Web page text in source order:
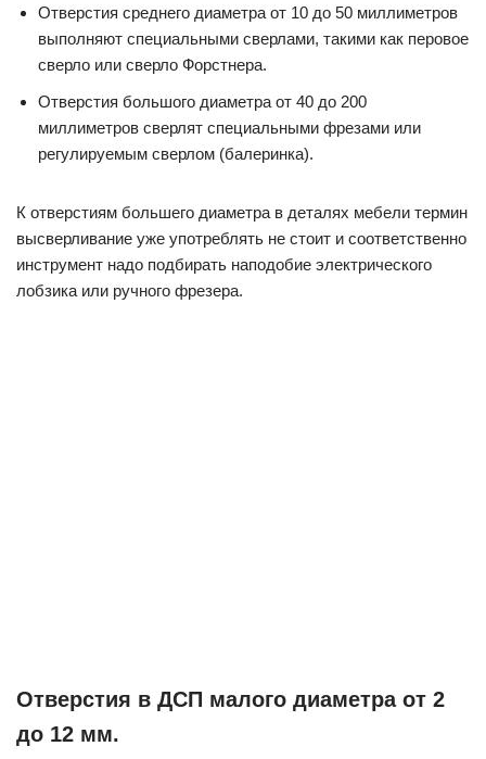
Отверстия среднего диаметра от 10 до 50 миллиметров
выполняют специальными сверлами, такими как перовое
сверло или сверло Форстнера.
Отверстия большого диаметра от 40 до 200
миллиметров сверлят специальными фрезами или
регулируемым сверлом (балеринка).
К отверстиям большего диаметра в деталях мебели термин
высверливание уже употреблять не стоит и соответственно
инструмент надо подбирать наподобие электрического
лобзика или ручного фрезера.
Отверстия в ДСП малого диаметра от 2
до 12 мм.